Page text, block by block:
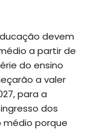
devem
a partir de
do ensino
a valer
para a
dos
médio porque